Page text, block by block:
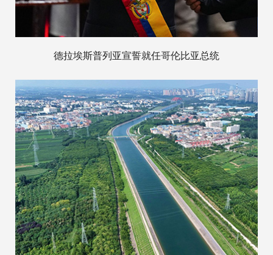
德拉埃斯普列亚宣誓就任哥伦比亚总统